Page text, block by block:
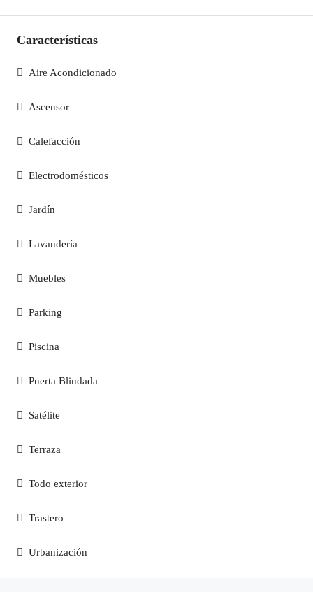
Características
Aire Acondicionado
Ascensor
Calefacción
Electrodomésticos
Jardín
Lavandería
Muebles
Parking
Piscina
Puerta Blindada
Satélite
Terraza
Todo exterior
Trastero
Urbanización